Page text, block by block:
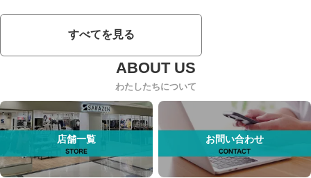
すべてを見る
わたしたちについて
店舗一覧 お問い合わせ